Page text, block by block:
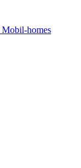
Mobil-homes